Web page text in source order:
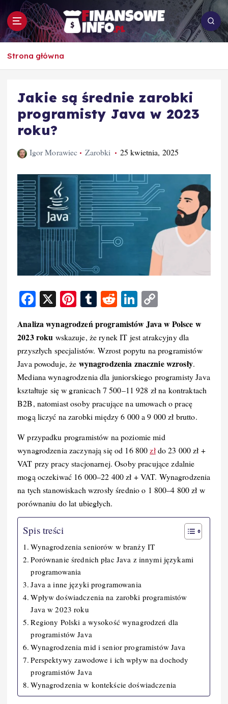
p
To i owo o rachunkowości, pracy, biznesie i
Strona główna
Jakie są średnie zarobki
programisty Java w 2023
roku?
Igor Morawiec Zarobki 25 kwietnia, 2025
F
c
e
b
o
o
k
X
Pi
nt
er
e
st
T
m
bl
r
R
d
di
t
Li
k
e
d
I
n
p
y
Li
n
k
Analiza wynagrodzeń programistów Java w Polsce w
2023 roku wskazuje, że rynek IT jest atrakcyjny dla
przyszłych specjalistów. Wzrost popytu na programistów
Java powoduje, że wynagrodzenia znacznie wzrosły.
Mediana wynagrodzenia dla juniorskiego programisty Java
kształtuje się w granicach 7 500–11 928 zł na kontraktach
B2B, natomiast osoby pracujące na umowach o pracę
mogą liczyć na zarobki między 6 000 a 9 000 zł brutto.
W przypadku programistów na poziomie mid
wynagrodzenia zaczynają się od 16 800złdo 23 000 zł +
VAT przy pracy stacjonarnej. Osoby pracujące zdalnie
mogą oczekiwać 16 000–22 400 zł + VAT. Wynagrodzenia
na tych stanowiskach wzrosły średnio o 1 800–4 800 zł w
porównaniu do lat ubiegłych.
Spis treści
Wynagrodzenia seniorów w branży IT
Porównanie średnich płac Java z innymi językami
programowania
Java a inne języki programowania
Wpływ doświadczenia na zarobki programistów
Java w 2023 roku
Regiony Polski a wysokość wynagrodzeń dla
programistów Java
Wynagrodzenia mid i senior programistów Java
Perspektywy zawodowe i ich wpływ na dochody
programistów Java
Wynagrodzenia w kontekście doświadczenia